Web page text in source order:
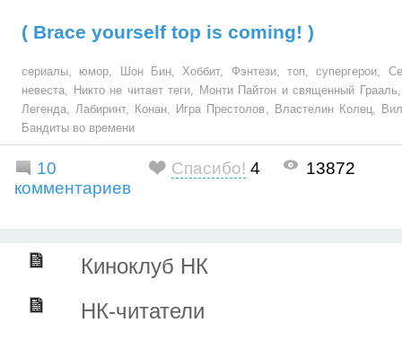
( Brace yourself top is coming! )
сериалы, юмор, Шон Бин,Хоббит, Фэнтези, топ,супергерои,
невеста, Никто не читает теги, Монти Пайтон и священный Грааль
Легенда,Лабиринт, Конан, Игра Престолов , Властелин Колец,
Бандиты во времени
10
комментариев
Спасибо! 4 13872
Киноклуб НК
НК-читатели